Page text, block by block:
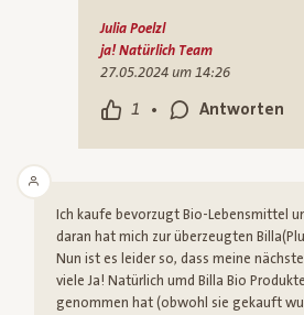
1 • Antworten
Julia Poelzl
ja! Natürlich Team
27.05.2024 um 14:26
Ich kaufe bevorzugt Bio-Lebensmittel
daran hat mich zur überzeugten
Nun ist es leider so, dass meine
viele Ja! Natürlich umd Billa Bio
genommen hat (obwohl sie gekauft